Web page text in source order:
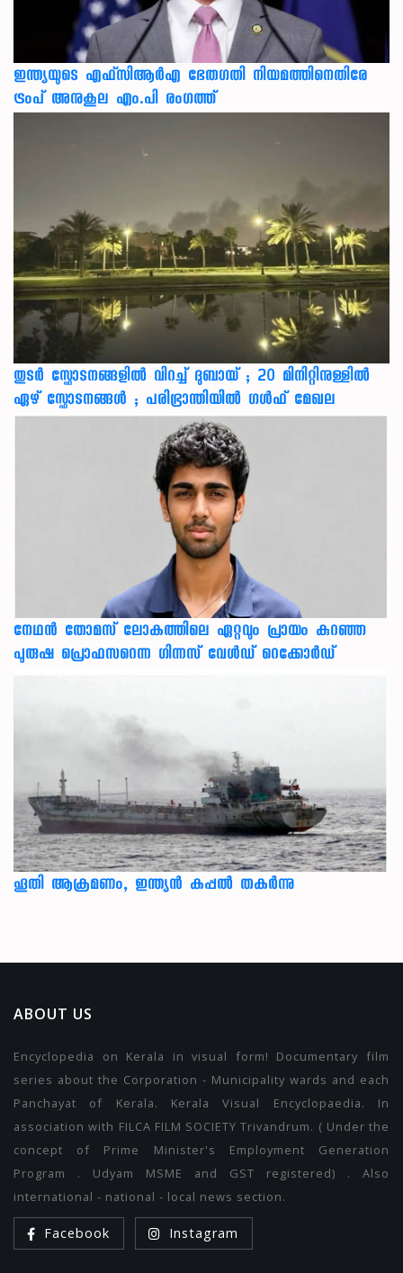
ഇന്ത്യയുടെ എഫ്‌സിആര്‍എ ഭേതഗതി നിയമത്തിനെതിരേ
ട്രംപ് അനുകൂല എം.പി രംഗത്ത്
തുടർ സ്ഫോടനങ്ങളിൽ വിറച്ച് ദുബായ് ; 20 മിനിറ്റിനുള്ളിൽ
ഏഴ് സ്ഫോടനങ്ങൾ ; പരിഭ്രാന്തിയിൽ ഗൾഫ് മേഖല
നേഥന്‍ തോമസ് ലോകത്തിലെ ഏറ്റവും പ്രായം കുറഞ്ഞ
പുരുഷ പ്രൊഫസറെന്ന ഗിന്നസ് വേള്‍ഡ് റെക്കോര്‍ഡ്
ഹൂതി ആക്രമണം, ഇന്ത്യൻ കപ്പൽ തകർന്നു
ABOUT US
Encyclopedia on Kerala in visual form! Documentary film
series about the Corporation - Municipality wards and each
Panchayat of Kerala. Kerala Visual Encyclopaedia. In
association with FILCA FILM SOCIETY Trivandrum. ( Under the
concept of Prime Minister's Employment Generation
Program . Udyam MSME and GST registered) . Also
international - national - local news section.
Facebook Instagram